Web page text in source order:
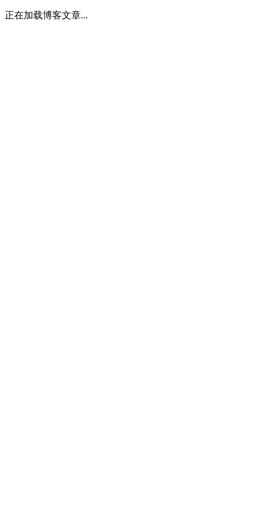
正在加载博客文章...